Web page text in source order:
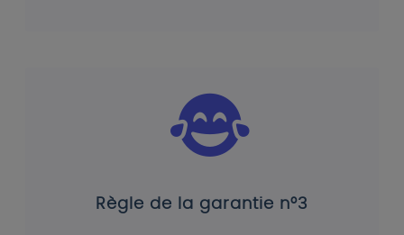
Règle de la garantie n°3